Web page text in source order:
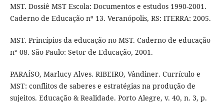
MST. Dossiê MST Escola: Documentos e estudos 1990-2001.
Caderno de Educação nº 13. Veranópolis, RS: ITERRA: 2005.
MST. Princípios da educação no MST. Caderno de educação
n° 08. São Paulo: Setor de Educação, 2001.
PARAÍSO, Marlucy Alves. RIBEIRO, Vândiner. Currículo e
MST: conflitos de saberes e estratégias na produção de
sujeitos. Educação & Realidade. Porto Alegre, v. 40, n. 3, p.